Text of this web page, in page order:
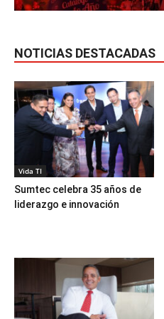
NOTICIAS DESTACADAS
Vida TI
Sumtec celebra 35 años de
liderazgo e innovación